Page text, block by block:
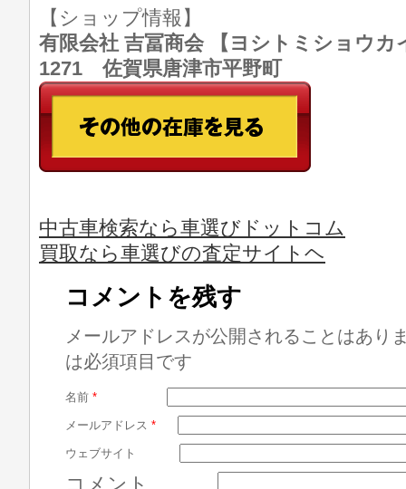
【ショップ情報】
有限会社 吉冨商会 【ヨシトミショウ
1271 佐賀県唐津市平野町
中古車検索なら車選びドットコム
買取なら車選びの査定サイトヘ
コメントを残す
メールアドレスが公開されることはあり
は必須項目です
名前 *
メールアドレス *
ウェブサイト
コメント